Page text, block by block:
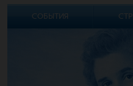
СОБЫТИЯ